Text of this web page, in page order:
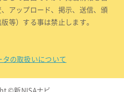
アップロード、掲示、送信、頒
等）する事は禁止します。
タの取扱いについて
©新NISAナビ.